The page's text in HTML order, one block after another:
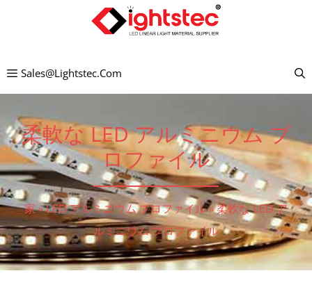
ン
へ
ス
キ
ッ
プ
Sales@lightstec.com
柔軟な LED アルミニウム プ
ロファイル
家»LED アルミニウム プロファイル»柔軟な LED ア
ルミニウム プロファイル